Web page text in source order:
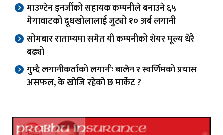
माउण्टेन इनर्जीको सहायक कम्पनीले बनाउने ६५
मेगावाटको दूधखोलालाई जुट्यो १० अर्ब लगानी
सोमबार राताम्यमा समेत यी कम्पनीको शेयर मूल्य धेरै
बढ्यो
गुम्दै लगानीकर्ताको लगानीः बालेन र स्वर्णिमको प्रयास
असफल, के खोजि रहेको छ मार्केट ?